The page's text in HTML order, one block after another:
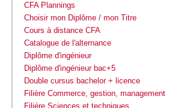
CFA Plannings
Choisir mon Diplôme / mon Titre
Cours à distance CFA
Catalogue de l'alternance
Diplôme d'ingénieur
Diplôme d'ingénieur bac+5
Double cursus bachelor + licence
Filière Commerce, gestion, management
Filière Sciences et techniques